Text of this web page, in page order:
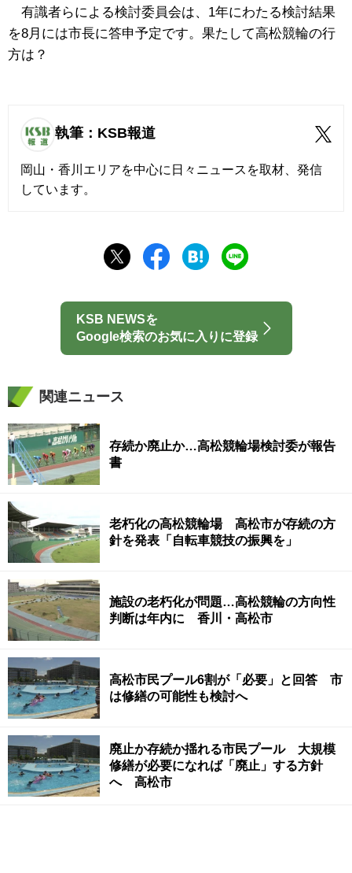
有識者らによる検討委員会は、1年にわたる検討結果
を8月には市長に答申予定です。果たして高松競輪の行
方は？
執筆：KSB報道
岡山・香川エリアを中心に日々ニュースを取材、発信
しています。
KSB NEWSを
Google検索のお気に入りに登録
関連ニュース
存続か廃止か…高松競輪場検討委が報告
書
老朽化の高松競輪場 高松市が存続の方
針を発表「自転車競技の振興を」
施設の老朽化が問題…高松競輪の方向性
判断は年内に 香川・高松市
高松市民プール6割が「必要」と回答 市
は修繕の可能性も検討へ
廃止か存続か揺れる市民プール 大規模
修繕が必要になれば「廃止」する方針
へ 高松市